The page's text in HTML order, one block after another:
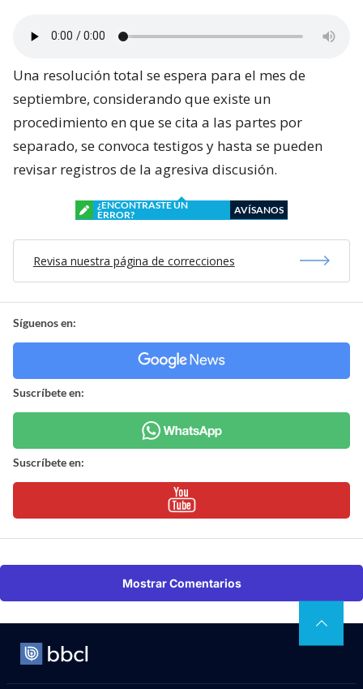
Una resolución total se espera para el mes de
septiembre, considerando que existe un
procedimiento en que se cita a las partes por
separado, se convoca testigos y hasta se pueden
revisar registros de la agresiva discusión.
¿ENCONTRASTE UN
ERROR?
AVÍSANOS
Revisa nuestra página de correcciones
Síguenos en:
Suscríbete en:
Suscríbete en:
Mostrar Comentarios